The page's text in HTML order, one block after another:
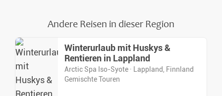
Andere Reisen in dieser Region
Winterurlaub mit Huskys &
Rentieren in Lappland
Arctic Spa Iso-Syote · Lappland, Finnland
Gemischte Touren